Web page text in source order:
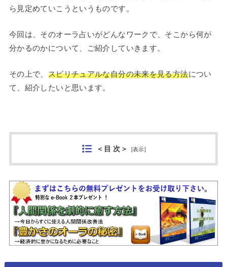
ら見定めていこうというものです。
今回は、そのオーラ占いがどんなワークで、そこから何が
分かるのかについて、ご紹介していきます。
その上で、 スピリチュアルな自分の未来を見る方法につい
て、紹介したいと思います。
＜目 次＞ [表示]